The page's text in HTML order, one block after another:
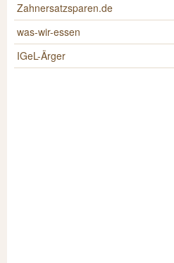
Zahnersatzsparen.de
was-wir-essen
IGeL-Ärger